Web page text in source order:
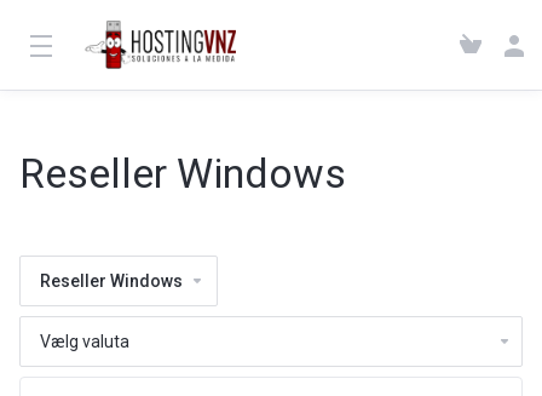
Reseller Windows
Reseller Windows